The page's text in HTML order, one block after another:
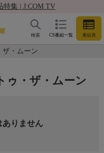
特集 | J:COM TV
CS番組一覧 番組表
検索
ザ・ムーン
ゥ・ザ・ムーン
ありません